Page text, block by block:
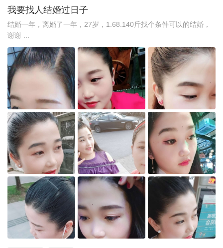
我要找人结婚过日子
结婚一年，离婚了一年，27岁，1.68.140斤找个条件可以的结婚，
谢谢 ...